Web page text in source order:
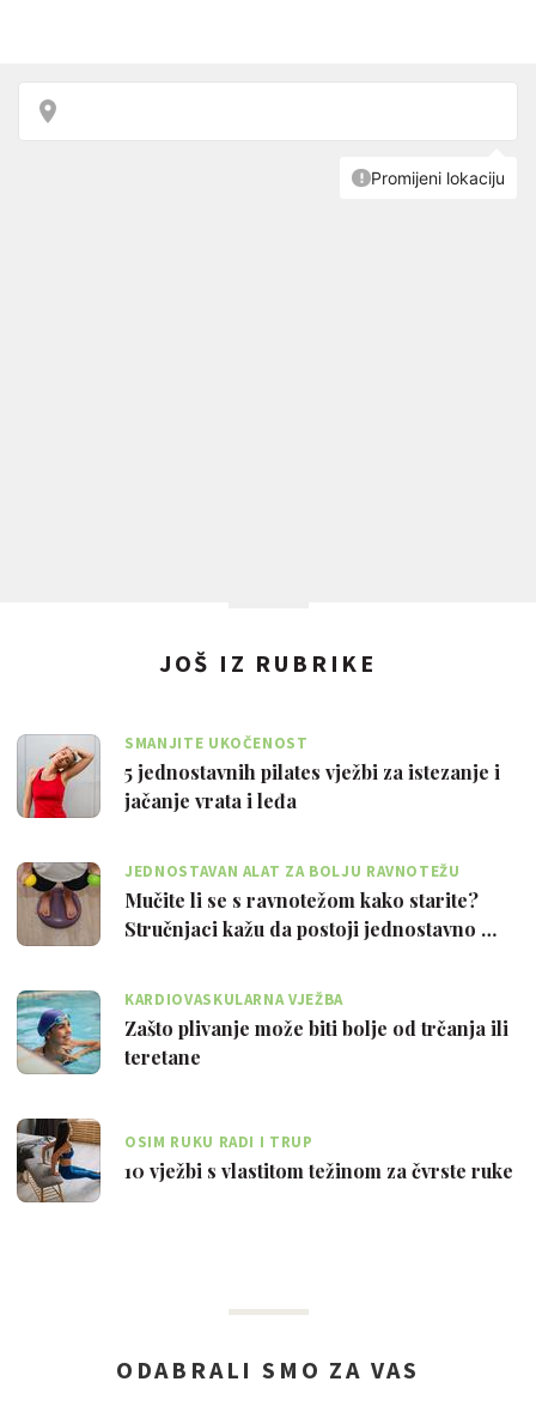
JOŠ IZ RUBRIKE
SMANJITE UKOČENOST
5 jednostavnih pilates vježbi za istezanje i
jačanje vrata i leđa
JEDNOSTAVAN ALAT ZA BOLJU RAVNOTEŽU
Mučite li se s ravnotežom kako starite?
Stručnjaci kažu da postoji jednostavno …
KARDIOVASKULARNA VJEŽBA
Zašto plivanje može biti bolje od trčanja ili
teretane
OSIM RUKU RADI I TRUP
10 vježbi s vlastitom težinom za čvrste ruke